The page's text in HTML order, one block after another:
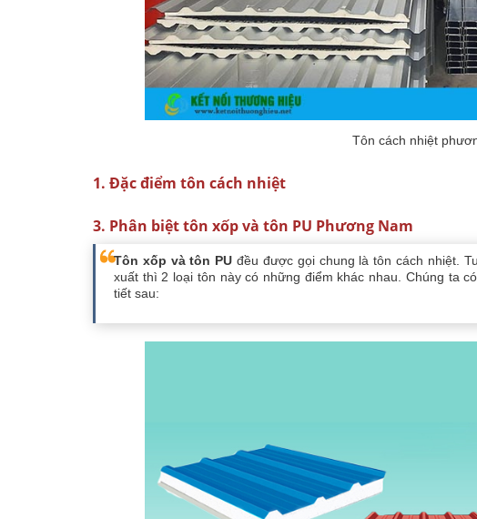
Tôn cách nhiệt
1. Đặc điểm tôn cách nhiệt
3. Phân biệt tôn xốp và tôn PU Phương Nam
Tôn xốp và tôn PU đều được gọi chung là tôn cách nhiệt.
xuất thì 2 loại tôn này có những điểm khác nhau. Chúng ta
tiết sau: